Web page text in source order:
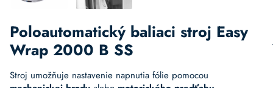
Poloautomatický baliaci stroj Easy
Wrap 2000 B SS
Stroj umožňuje nastavenie napnutia fólie pomocou